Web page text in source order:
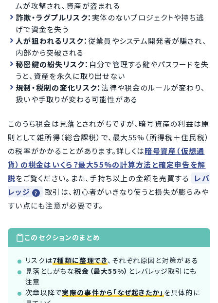
ムが攻撃され、資産が盗まれる
詐欺・ラグプルリスク： 実体のないプロジェクトや持ち逃
げで資金を失う
人が狙われるリスク：従業員やシステム開発者が騙され、
内部から突破される
秘密鍵の紛失リスク： 自分で管理する鍵やパスワードを失
うと、資産を永久に取り出せない
規制・税制の変化リスク：法律や税金のルールが変わり、
扱いや手取りが変わる可能性がある
このうち税金は見落とされがちですが、暗号資産の利益は原
則として雑所得（総合課税）で、最大55%（所得税＋住民税）
の税率がかかることがあります。詳しくは暗号資産（仮想通
貨）の税金はいくら？最大55%の計算方法と確定申告を解
説をご覧ください。また、手持ち以上の金額を売買する
レバ
レッジ
取引は、初心者がいきなり使うと損失が膨らみや
すい点にも注意が必要です。
このセクションのまとめ
リスクは7種類に整理でき、それぞれ原因と対策がある
見落としがちな税金（最大55%） とレバレッジ取引にも
注意
次章以降で実際の事件から「なぜ起きたか」を具体的に